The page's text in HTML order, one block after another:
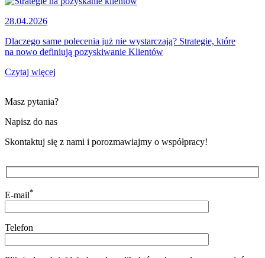
28.04.2026
Dlaczego same polecenia już nie wystarczają? Strategie, które
na nowo definiują pozyskiwanie Klientów
Czytaj więcej
Masz pytania?
Napisz do nas
Skontaktuj się z nami i porozmawiajmy o współpracy!
E-mail*
Telefon